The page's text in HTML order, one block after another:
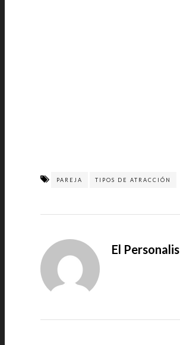
PAREJA TIPOS DE ATRACCIÓN
El